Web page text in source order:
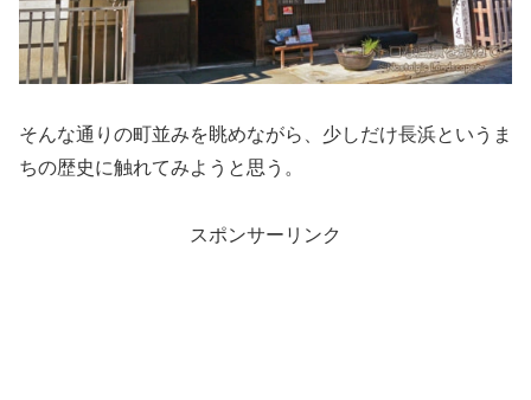
そんな通りの町並みを眺めながら、少しだけ長浜というま
ちの歴史に触れてみようと思う。
スポンサーリンク